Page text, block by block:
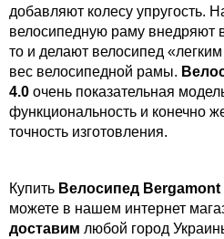
добавляют колесу упругость.
велосипедную раму внедряют
то и делают велосипед
вес велосипедной рамы.
4.0 очень показательная
функциональность и конечно
точность изготовления.
Купить Велосипед Bergamont
можете в нашем интернет
доставим любой город